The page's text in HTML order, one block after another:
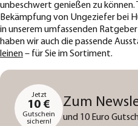
unbeschwert genießen zu können.
Bekämpfung von Ungeziefer bei
in unserem umfassenden
haben wir auch die passende
leinen– für Sie im Sortiment.
Jetzt
10 €
Gutschein
sichern!
Zum
und 10 Euro